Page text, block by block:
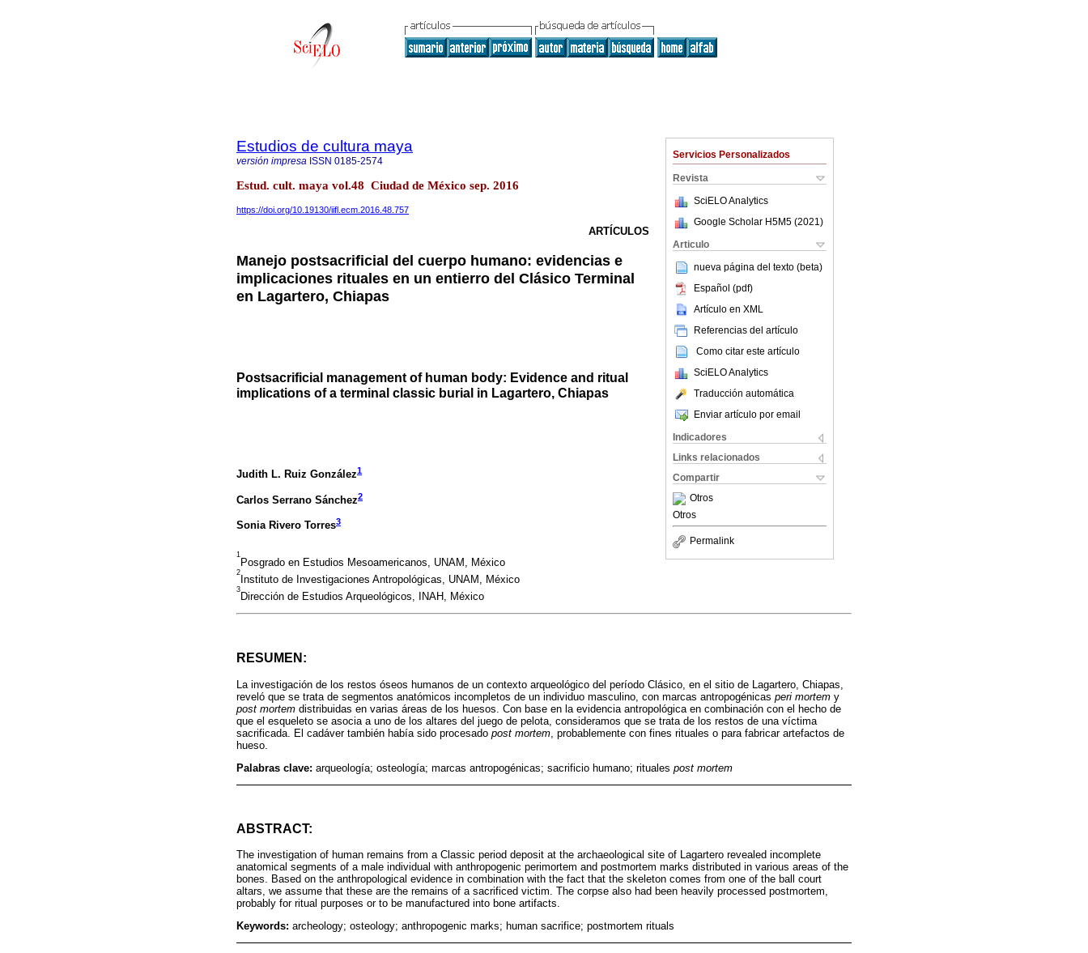
Servicios Personalizados
Revista
SciELO Analytics
Google Scholar H5M5 (2021 )
Articulo
nueva página del texto (beta)
Español (pdf)
Artículo en XML
Referencias del artículo
Como citar este artículo
SciELO Analytics
Traducción automática
Enviar artículo por email
Indicadores
Links relacionados
Compartir
Otros
Otros
Permalink
Estudios de cultura maya
versión impresa ISSN 0185-2574
Estud. cult. maya vol.48 Ciudad de México sep. 2016
https://doi.org/10.19130/iifl.ecm.2016.48.757
ARTÍCULOS
Manejo postsacrificial del cuerpo humano: evidencias e
implicaciones rituales en un entierro del Clásico Terminal
en Lagartero, Chiapas
Postsacrificial management of human body: Evidence and ritual
implications of a terminal classic burial in Lagartero, Chiapas
Judith L. Ruiz González1
Carlos Serrano Sánchez2
Sonia Rivero Torres3
1
Posgrado en Estudios Mesoamericanos, UNAM, México
2
Instituto de Investigaciones Antropológicas, UNAM, México
3
Dirección de Estudios Arqueológicos, INAH, México
RESUMEN:
La investigación de los restos óseos humanos de un contexto arqueológico del período Clásico, en el sitio de Lagartero, Chiapas,
reveló que se trata de segmentos anatómicos incompletos de un individuo masculino, con marcas antropogénicas peri mortem y
post mortem distribuidas en varias áreas de los huesos. Con base en la evidencia antropológica en combinación con el hecho de
que el esqueleto se asocia a uno de los altares del juego de pelota, consideramos que se trata de los restos de una víctima
sacrificada. El cadáver también había sido procesado post mortem , probablemente con fines rituales o para fabricar artefactos de
hueso.
Palabras clave: arqueología; osteología; marcas antropogénicas; sacrificio humano; rituales post mortem
ABSTRACT:
The investigation of human remains from a Classic period deposit at the archaeological site of Lagartero revealed incomplete
anatomical segments of a male individual with anthropogenic perimortem and postmortem marks distributed in various areas of the
bones. Based on the anthropological evidence in combination with the fact that the skeleton comes from one of the ball court
altars, we assume that these are the remains of a sacrificed victim. The corpse also had been heavily processed postmortem,
probably for ritual purposes or to be manufactured into bone artifacts.
Keywords: archeology; osteology; anthropogenic marks; human sacrifice; postmortem rituals